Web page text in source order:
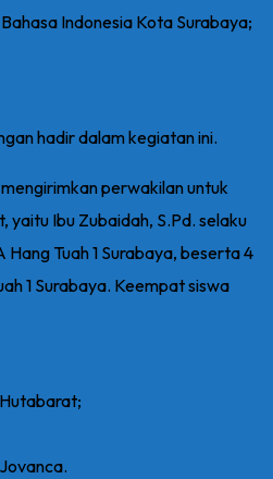
Indonesia Kota Surabaya;
hadir dalam kegiatan ini.
perwakilan untuk
Ibu Zubaidah, S.Pd. selaku
Hang Tuah 1 Surabaya, beserta 4
1 Surabaya. Keempat siswa